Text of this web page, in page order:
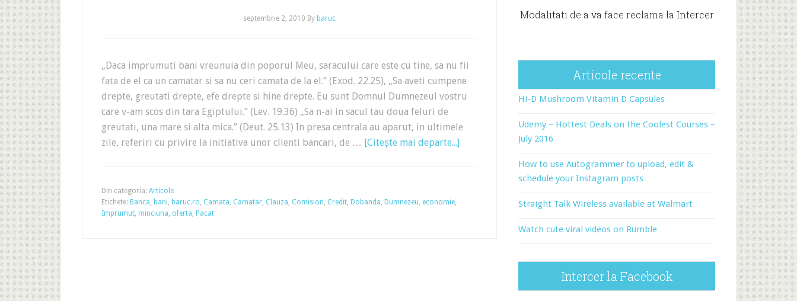
septembrie 2, 2010 By baruc
„Daca imprumuti bani vreunuia din poporul Meu, saracului care este cu tine, sa nu fii
fata de el ca un camatar si sa nu ceri camata de la el.” (Exod. 22.25), „Sa aveti cumpene
drepte, greutati drepte, efe drepte si hine drepte. Eu sunt Domnul Dumnezeul vostru
care v-am scos din tara Egiptului.” (Lev. 19.36) „Sa n-ai in sacul tau doua feluri de
greutati, una mare si alta mica.” (Deut. 25.13) In presa centrala au aparut, in ultimele
zile, referiri cu privire la initiativa unor clienti bancari, de … [Citeşte mai departe...]
Din categoria: Articole
Etichete: Banca, bani, baruc.ro, Camata, Camatar, Clauza, Comision, Credit, Dobanda, Dumnezeu, economie,
Imprumut, minciuna, oferta, Pacat
Modalitati de a va face reclama la Intercer
Articole recente
Hi-D Mushroom Vitamin D Capsules
Udemy – Hottest Deals on the Coolest Courses –
July 2016
How to use Autogrammer to upload, edit &
schedule your Instagram posts
Straight Talk Wireless available at Walmart
Watch cute viral videos on Rumble
Intercer la Facebook